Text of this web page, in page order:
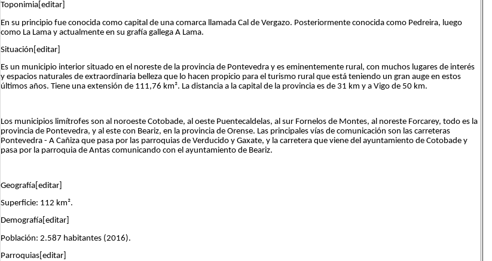
Toponimia[editar]
En su principio fue conocida como capital de una comarca llamada Cal de Vergazo. Posteriormente conocida como Pedreira, luego
como La Lama y actualmente en su grafía gallega A Lama.
Situación[editar]
Es un municipio interior situado en el noreste de la provincia de Pontevedra y es eminentemente rural, con muchos lugares de interés
y espacios naturales de extraordinaria belleza que lo hacen propicio para el turismo rural que está teniendo un gran auge en estos
últimos años. Tiene una extensión de 111,76 km². La distancia a la capital de la provincia es de 31 km y a Vigo de 50 km.
Los municipios limítrofes son al noroeste Cotobade, al oeste Puentecaldelas, al sur Fornelos de Montes, al noreste Forcarey, todo es la
provincia de Pontevedra, y al este con Beariz, en la provincia de Orense. Las principales vías de comunicación son las carreteras
Pontevedra - A Cañiza que pasa por las parroquias de Verducido y Gaxate, y la carretera que viene del ayuntamiento de Cotobade y
pasa por la parroquia de Antas comunicando con el ayuntamiento de Beariz.
Geografía[editar]
Superficie: 112 km².
Demografía[editar]
Población: 2.587 habitantes (2016).
Parroquias[editar]